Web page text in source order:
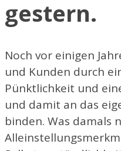
gestern.
Noch vor einigen
und Kunden durch
Pünktlichkeit und
und damit an das
binden. Was damals